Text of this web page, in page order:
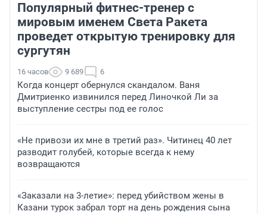
Популярный фитнес-тренер с
мировым именем Света Ракета
проведет открытую тренировку для
сургутян
16 часов 9 689 6
Когда концерт обернулся скандалом. Ваня
Дмитриенко извинился перед Линочкой Ли за
выступление сестры под ее голос
«Не привози их мне в третий раз». Читинец 40 лет
разводит голубей, которые всегда к нему
возвращаются
«Заказали на 3-летие»: перед убийством жены в
Казани турок забрал торт на день рождения сына